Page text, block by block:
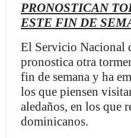
PRONOSTICAN
ESTE FIN DE
El Servicio Nacional
pronostica otra
fin de semana y ha
los que piensen
aledaños, en los que
dominicanos.